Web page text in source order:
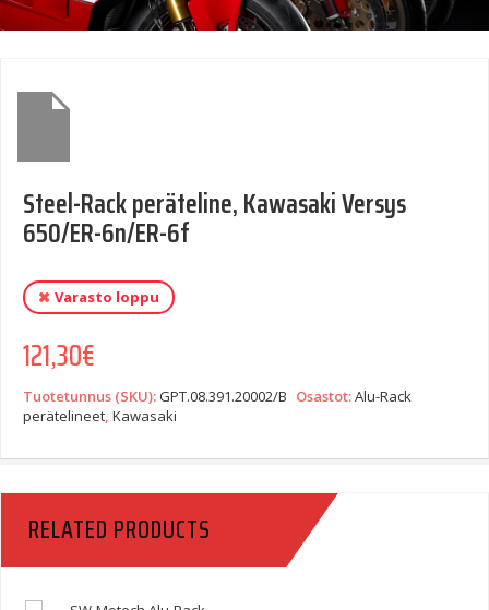
Steel-Rack peräteline, Kawasaki Versys
650/ER-6n/ER-6f
Varasto loppu
121,30€
Tuotetunnus (SKU):GPT.08.391.20002/B Osastot:Alu-Rack
perätelineet, Kawasaki
RELATED PRODUCTS